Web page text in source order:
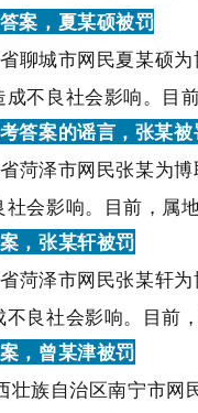
案，夏某硕被罚
聊城市网民夏某硕
不良社会影响。目
答案的谣言，张某被
菏泽市网民张某为
会影响。目前，属
，张某轩被罚
菏泽市网民张某轩
良社会影响。目前
，曾某津被罚
族自治区南宁市网